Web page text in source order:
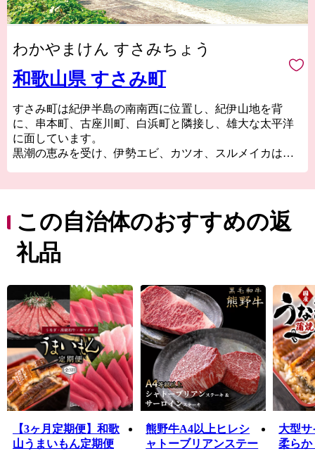
わかやまけん すさみちょう
和歌山県 すさみ町
すさみ町は紀伊半島の南南西に位置し、紀伊山地を背
に、串本町、古座川町、白浜町と隣接し、雄大な太平洋
に面しています。
黒潮の恵みを受け、伊勢エビ、カツオ、スルメイカは全
バダイビングやスポーツフィッシングなどの適地として
も注目されています。最近では、国道42号を活かしたサ
イクリング大会「ライドオンスサミ」が開催されていま
す。
この自治体のおすすめの返
礼品
【3ヶ月定期便】和歌
山うまいもん定期便
熊野牛A4以上ヒレシ
ャトーブリアンステー
大型
柔らか